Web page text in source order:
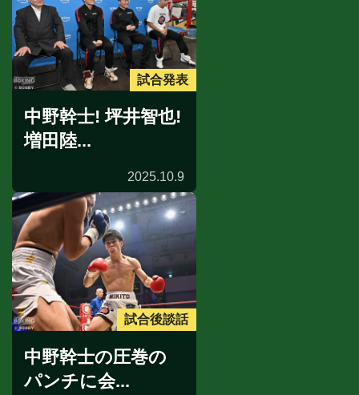
試合発表
中野幹士! 坪井智也!
増田陸...
2025.10.9
試合後談話
中野幹士の圧巻の
パンチに会...